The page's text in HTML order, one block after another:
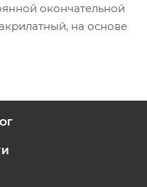
окончательной
на основе